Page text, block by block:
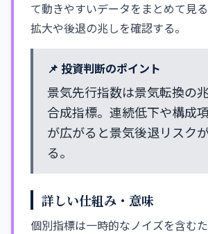
て動きやすいデータをまとめて見
拡大や後退の兆しを確認する。
📌 投資判断のポイント
景気先行指数は景気転換の
合成指標。連続低下や構成
が広がると景気後退リスク
る。
詳しい仕組み・意味
個別指標は一時的なノイズを含む